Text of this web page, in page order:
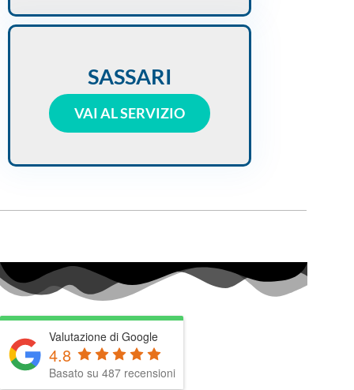
SASSARI
VAI AL SERVIZIO
Valutazione di Google
4.8
Basato su 487 recensioni